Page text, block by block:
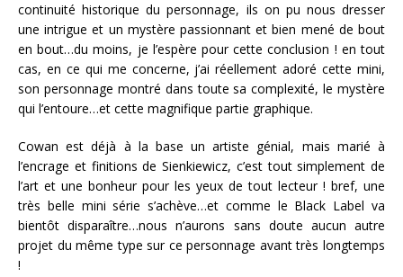
continuité historique du personnage, ils on pu nous dresser
une intrigue et un mystère passionnant et bien mené de bout
en bout…du moins, je l’espère pour cette conclusion ! en tout
cas, en ce qui me concerne, j’ai réellement adoré cette mini,
son personnage montré dans toute sa complexité, le mystère
qui l’entoure…et cette magnifique partie graphique.
Cowan est déjà à la base un artiste génial, mais marié à
l’encrage et finitions de Sienkiewicz, c’est tout simplement de
l’art et une bonheur pour les yeux de tout lecteur ! bref, une
très belle mini série s’achève…et comme le Black Label va
bientôt disparaître…nous n’aurons sans doute aucun autre
projet du même type sur ce personnage avant très longtemps
!